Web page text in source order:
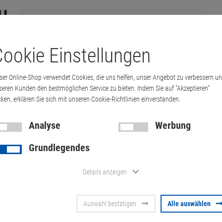
Drucker & Kopierer Kabel Multimedia & HDTV
Preis absteigend
NVME Quadro P1000
Zustand
Einstellungen
Online-Shop verwendet Cookies, die uns helfen, unser Angebot zu verbessern
Kunden den bestmöglichen Service zu bieten. Indem Sie auf "Akzeptieren"
erklären Sie sich mit unseren Cookie-Richtlinien einverstanden.
Analyse
Werbung
Grundlegendes
Details anzeigen
Auswahl bestätigen Alle auswählen